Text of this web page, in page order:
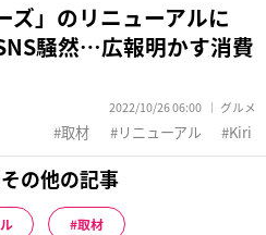
ズ」のリニューアルに
騒然…広報明かす消費
2022/10/26 06:00 グルメ
取材 リニューアル Kiri
の他の記事
取材